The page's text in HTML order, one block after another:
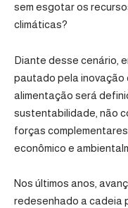
sem esgotar os
climáticas?
Diante desse cenário,
pautado pela inovação
alimentação será
sustentabilidade, não
forças
econômico e
Nos últimos anos,
redesenhado a cadeia